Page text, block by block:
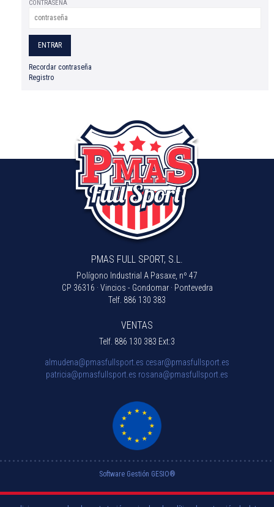
CONTRASEÑA
Recordar contraseña
Registro
PMAS FULL SPORT, S.L.
Polígono Industrial A Pasaxe, nº 47
CP 36316 · Vincios - Gondomar · Pontevedra
Telf. 886 130 383
VENTAS
Telf. 886 130 383 Ext:3
almudena@pmasfullsport.es cesar@pmasfullsport.es
patricia@pmasfullsport.es rosana@pmasfullsport.es
Software Gestión GESIO®